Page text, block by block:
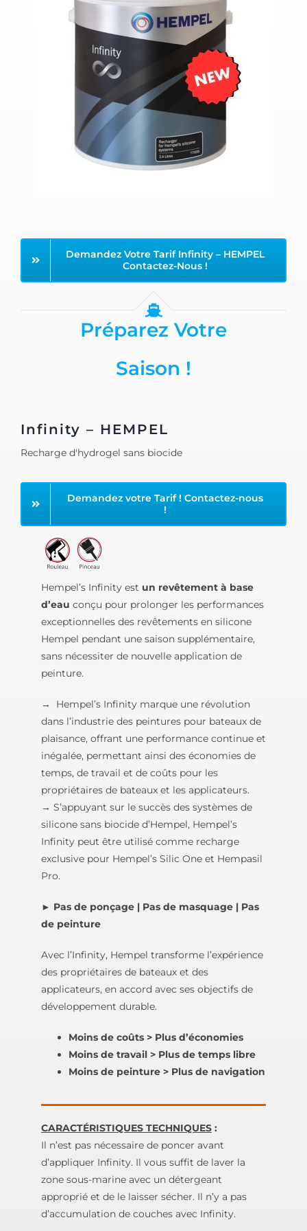
Demandez Votre Tarif Infinity – HEMPEL
Contactez-Nous !
Préparez Votre
Saison !
Infinity – HEMPEL
Recharge d'hydrogel sans biocide
Demandez votre Tarif ! Contactez-nous
!
Hempel’s Infinity est un revêtement à base
d’eau conçu pour prolonger les performances
exceptionnelles des revêtements en silicone
Hempel pendant une saison supplémentaire,
sans nécessiter de nouvelle application de
peinture.
→ Hempel’s Infinity marque une révolution
dans l’industrie des peintures pour bateaux de
plaisance, offrant une performance continue et
inégalée, permettant ainsi des économies de
temps, de travail et de coûts pour les
propriétaires de bateaux et les applicateurs.
→ S’appuyant sur le succès des systèmes de
silicone sans biocide d’Hempel, Hempel’s
Infinity peut être utilisé comme recharge
exclusive pour Hempel’s Silic One et Hempasil
Pro.
► Pas de ponçage | Pas de masquage | Pas
de peinture
Avec l’Infinity, Hempel transforme l’expérience
des propriétaires de bateaux et des
applicateurs, en accord avec ses objectifs de
développement durable.
Moins de coûts > Plus d’économies
Moins de travail > Plus de temps libre
Moins de peinture > Plus de navigation
CARACTÉRISTIQUES TECHNIQUES:
Il n’est pas nécessaire de poncer avant
d’appliquer Infinity. Il vous suffit de laver la
zone sous-marine avec un détergeant
approprié et de le laisser sécher. Il n’y a pas
d’accumulation de couches avec Infinity.